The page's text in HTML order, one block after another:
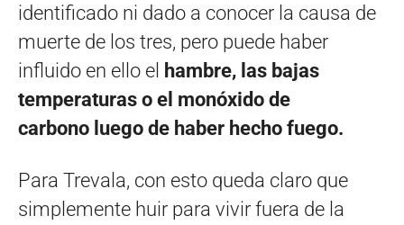
identificado ni dado a conocer la causa de
muerte de los tres, pero puede haber
influido en ello el hambre, las bajas
temperaturas o el monóxido de
carbono luego de haber hecho fuego.
Para Trevala, con esto queda claro que
simplemente huir para vivir fuera de la